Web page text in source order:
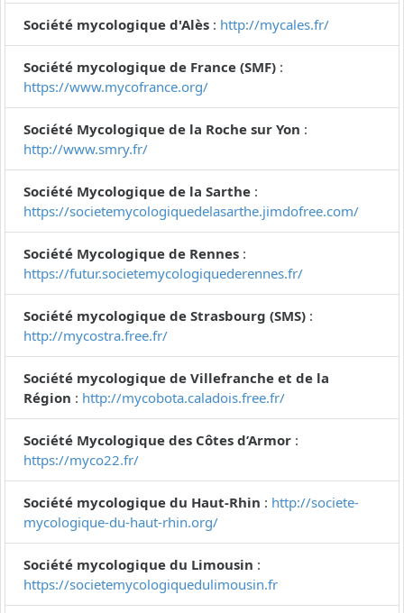
Société mycologique d'Alès : http://mycales.fr/
Société mycologique de France (SMF) :
https://www.mycofrance.org/
Société Mycologique de la Roche sur Yon :
http://www.smry.fr/
Société Mycologique de la Sarthe :
https://societemycologiquedelasarthe.jimdofree.com/
Société Mycologique de Rennes :
https://futur.societemycologiquederennes.fr/
Société mycologique de Strasbourg (SMS) :
http://mycostra.free.fr/
Société mycologique de Villefranche et de la
Région : http://mycobota.caladois.free.fr/
Société Mycologique des Côtes d’Armor :
https://myco22.fr/
Société mycologique du Haut-Rhin : http://societe-
mycologique-du-haut-rhin.org/
Société mycologique du Limousin :
https://societemycologiquedulimousin.fr